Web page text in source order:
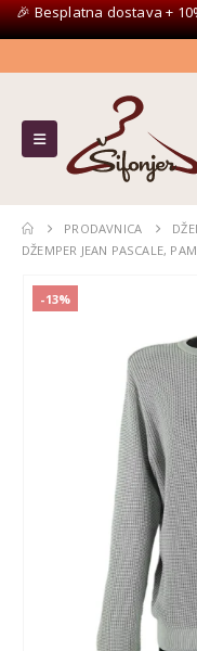
🎉 Besplatna dostava +
PRODAVNICA
DŽEMPER JEAN PASCALE,
-13%